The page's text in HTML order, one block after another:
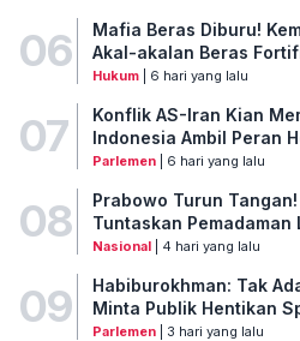
06
Mafia Beras Diburu!
Akal-akalan Beras
Hukum| 6 hari yang lalu
07
Konflik AS-Iran Kian
Indonesia Ambil Peran
Parlemen| 6 hari yang lalu
08
Prabowo Turun
Tuntaskan Pemadaman
Nasional| 4 hari yang lalu
09
Habiburokhman: Tak
Minta Publik Hentikan
Parlemen| 3 hari yang lalu